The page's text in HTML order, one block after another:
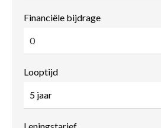
Financiële bijdrage
Looptijd